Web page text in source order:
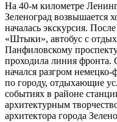
На 40-м километре
Зеленоград возвышается
началась экскурсия.
«Штыки», автобус с
Панфиловскому
проходила линия фронта.
начался разгром
по городу, отдыхающие
событиях в районе
архитектурным
архитектора города